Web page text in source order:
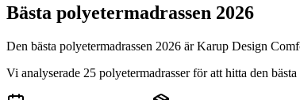
Bästa polyetermadrassen 2026
Den bästa polyetermadrassen 2026 ärKarup Design
Vi analyserade 25 polyetermadrasserför att hitta den